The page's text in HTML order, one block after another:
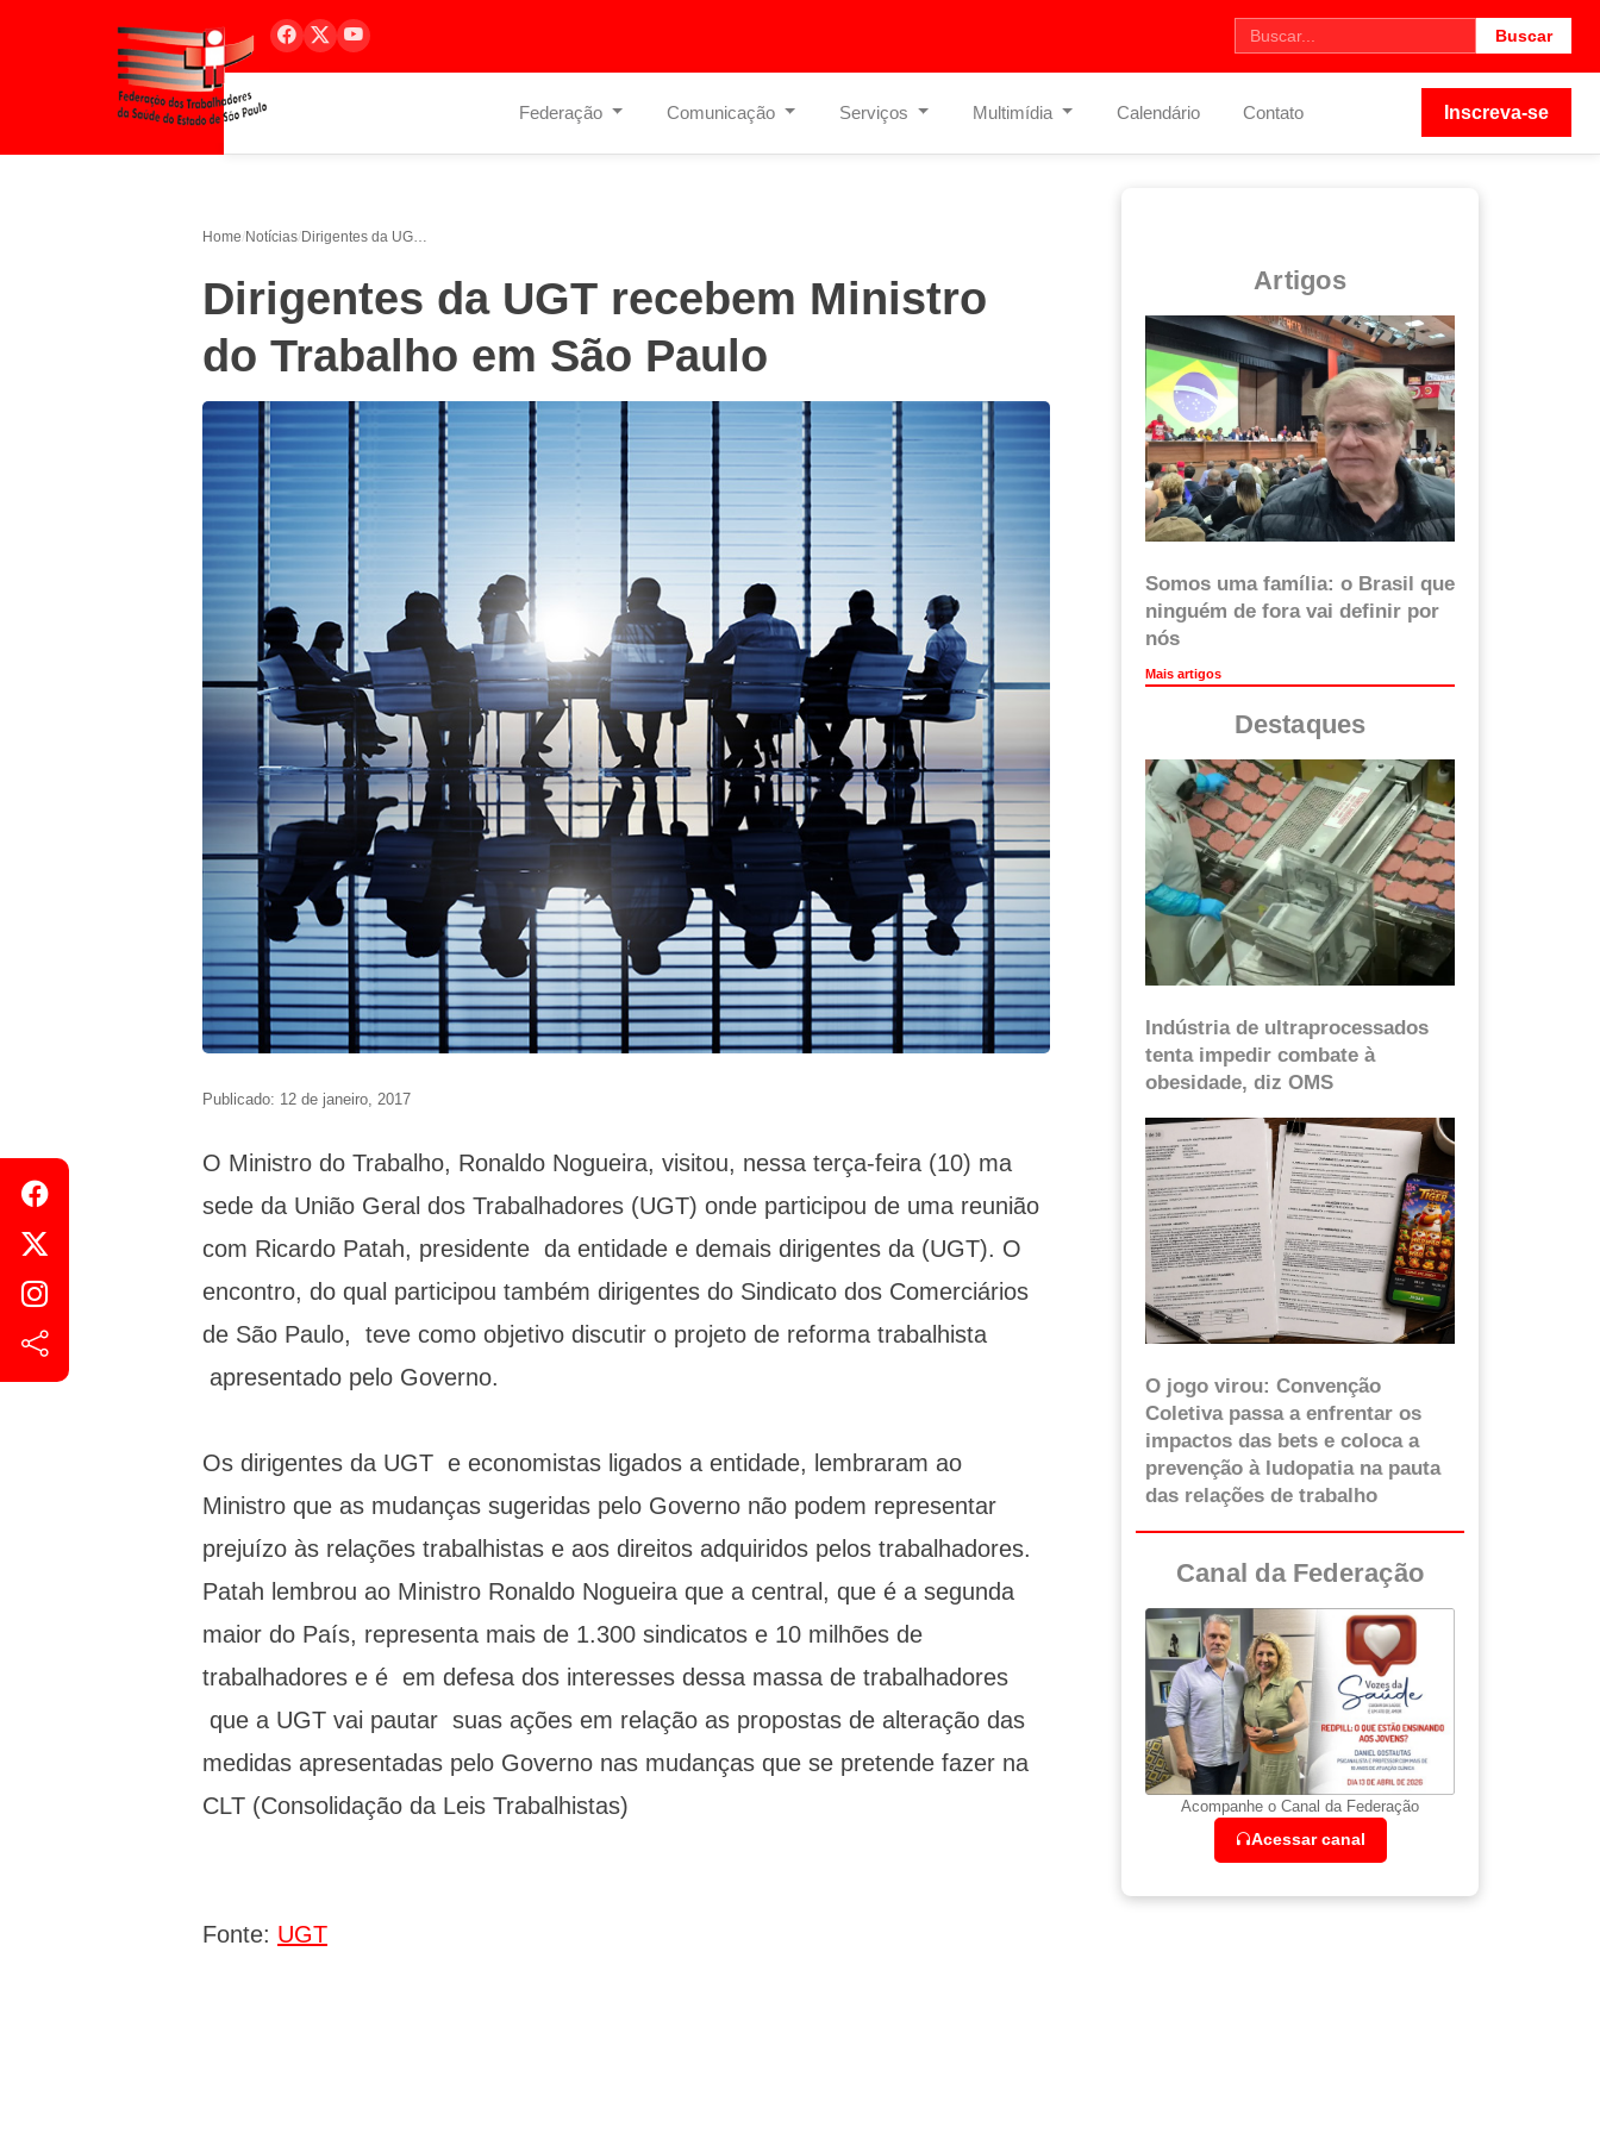
Buscar
Federação Comunicação Serviços Multimídia Calendário Contato Inscreva-se
Home/Notícias/ Dirigentes da UGT recebem Ministro do Trabalho em São Paulo
Dirigentes da UGT recebem Ministro
do Trabalho em São Paulo
Publicado: 12 de janeiro, 2017
O Ministro do Trabalho, Ronaldo Nogueira, visitou, nessa terça-feira (10) ma
sede da União Geral dos Trabalhadores (UGT) onde participou de uma reunião
com Ricardo Patah, presidente da entidade e demais dirigentes da (UGT). O
encontro, do qual participou também dirigentes do Sindicato dos Comerciários
de São Paulo, teve como objetivo discutir o projeto de reforma trabalhista
apresentado pelo Governo.
Os dirigentes da UGT e economistas ligados a entidade, lembraram ao
Ministro que as mudanças sugeridas pelo Governo não podem representar
prejuízo às relações trabalhistas e aos direitos adquiridos pelos trabalhadores.
Patah lembrou ao Ministro Ronaldo Nogueira que a central, que é a segunda
maior do País, representa mais de 1.300 sindicatos e 10 milhões de
trabalhadores e é em defesa dos interesses dessa massa de trabalhadores
que a UGT vai pautar suas ações em relação as propostas de alteração das
medidas apresentadas pelo Governo nas mudanças que se pretende fazer na
CLT (Consolidação da Leis Trabalhistas)
Fonte: UGT
Artigos
Somos uma família: o Brasil que
ninguém de fora vai definir por
nós
Mais artigos
Destaques
Indústria de ultraprocessados
tenta impedir combate à
obesidade, diz OMS
O jogo virou: Convenção
Coletiva passa a enfrentar os
impactos das bets e coloca a
prevenção à ludopatia na pauta
das relações de trabalho
Canal da Federação
Acompanhe o Canal da Federação
Acessar canal